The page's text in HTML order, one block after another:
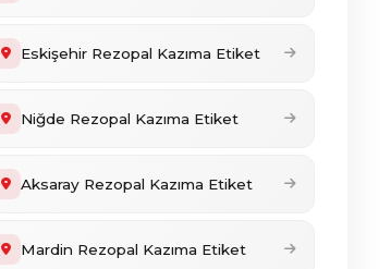
Eskişehir Rezopal Kazıma Etiket
Niğde Rezopal Kazıma Etiket
Aksaray Rezopal Kazıma Etiket
Mardin Rezopal Kazıma Etiket